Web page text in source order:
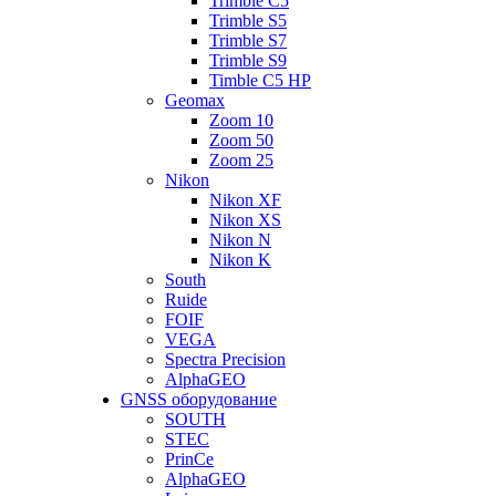
Trimble S5
Trimble S7
Trimble S9
Timble C5 HP
Geomax
Zoom 10
Zoom 50
Zoom 25
Nikon
Nikon XF
Nikon XS
Nikon N
Nikon K
South
Ruide
FOIF
VEGA
Spectra Precision
AlphaGEO
GNSS оборудование
SOUTH
STEC
PrinCe
AlphaGEO